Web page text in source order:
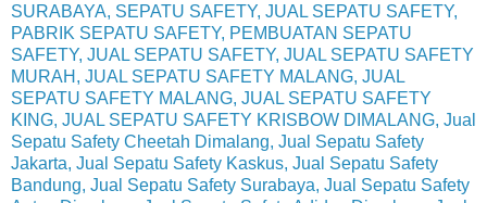
SURABAYA, SEPATU SAFETY, JUAL SEPATU SAFETY,
PABRIK SEPATU SAFETY, PEMBUATAN SEPATU
SAFETY, JUAL SEPATU SAFETY, JUAL SEPATU SAFETY
MURAH, JUAL SEPATU SAFETY MALANG, JUAL
SEPATU SAFETY MALANG, JUAL SEPATU SAFETY
KING, JUAL SEPATU SAFETY KRISBOW DIMALANG, Jual
Sepatu Safety Cheetah Dimalang, Jual Sepatu Safety
Jakarta, Jual Sepatu Safety Kaskus, Jual Sepatu Safety
Bandung, Jual Sepatu Safety Surabaya, Jual Sepatu Safety